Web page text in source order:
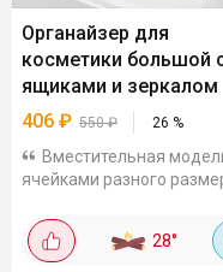
Органайзер для
косметики большой
ящиками и зеркалом
406 ₽ 550₽ 26 %
Вместительная
ячейками разного
предметов макияжа,
украшений, ватных
28°